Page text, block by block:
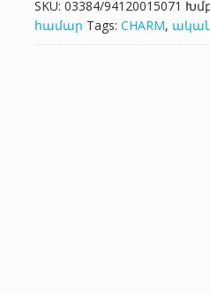
SKU: 03384/94120015071
համար Tags: CHARM,